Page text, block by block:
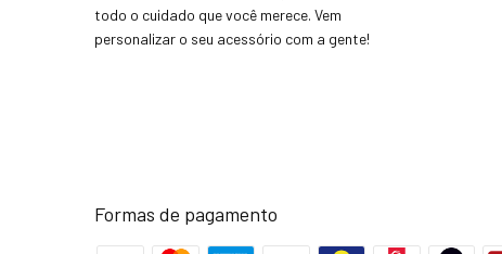
todo o cuidado que você merece. Vem
personalizar o seu acessório com a gente!
Formas de pagamento